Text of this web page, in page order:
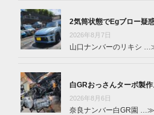
2気筒状態でEgブロー疑
2026年8月7日
山口ナンバーのリキシ …
白GRおっさんターボ製作
2026年8月6日
奈良ナンバー白GR園 …